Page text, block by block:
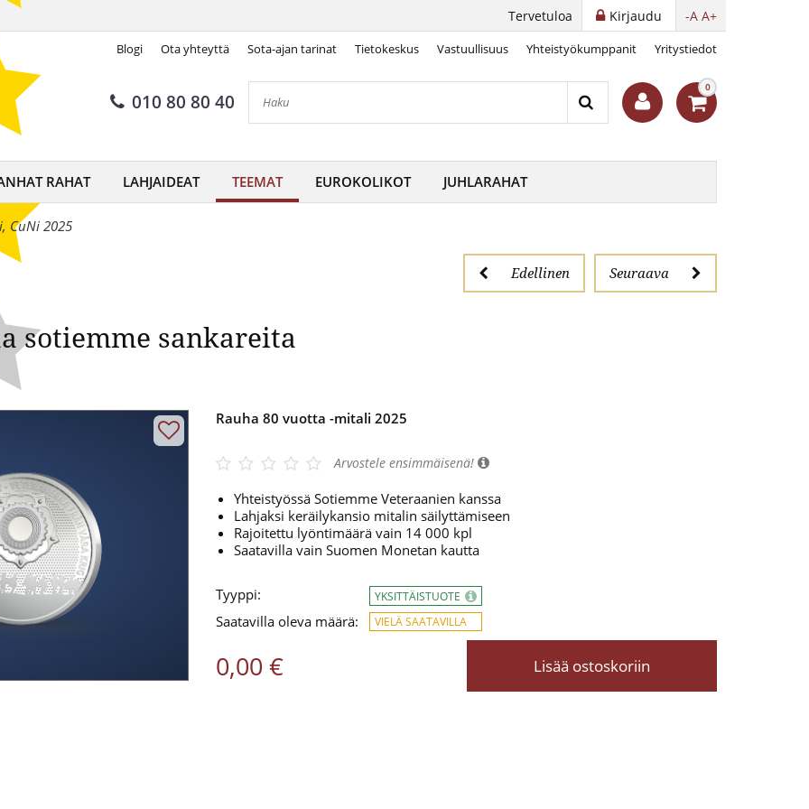
-A A+
Kirjaudu
Tervetuloa
Blogi Ota yhteyttä Sota-ajan tarinat Tietokeskus Vastuullisuus Yhteistyökumppanit Yritystiedot
010 80 80 40
0
RAHAT LAHJAIDEAT TEEMAT EUROKOLIKOT JUHLARAHAT
CuNi 2025
Seuraava
Edellinen
sotiemme sankareita
Rauha 80 vuotta -mitali 2025
Arvostele ensimmäisenä!
Yhteistyössä Sotiemme Veteraanien kanssa
Lahjaksi keräilykansio mitalin säilyttämiseen
Rajoitettu lyöntimäärä vain 14 000 kpl
Saatavilla vain Suomen Monetan kautta
Tyyppi:
Saatavilla oleva määrä:
YKSITTÄISTUOTE
VIELÄ SAATAVILLA
0,00 € Lisää ostoskoriin
kunnioittaa sotiemme sankareita